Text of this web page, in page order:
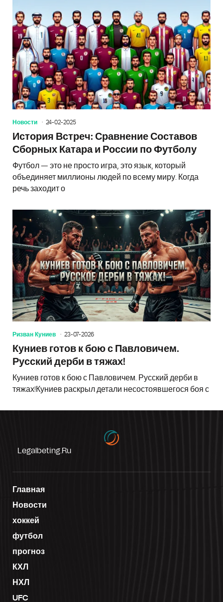
Новости 24-02-2025
История Встреч: Сравнение Составов
Сборных Катара и России по Футболу
Футбол — это не просто игра, это язык, который
объединяет миллионы людей по всему миру. Когда
речь заходит о
Ризван Куниев 23-07-2026
Куниев готов к бою с Павловичем.
Русский дерби в тяжах!
Куниев готов к бою с Павловичем. Русский дерби в
тяжах!Куниев раскрыл детали несостоявшегося боя с
Legalbeting.ru
Главная
Новости
хоккей
футбол
прогноз
КХЛ
НХЛ
UFC